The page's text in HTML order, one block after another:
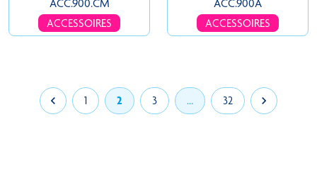
ACC.900.CM
ACCESSOIRES
ACC.900A
ACCESSOIRES
 1 2 3 … 32 